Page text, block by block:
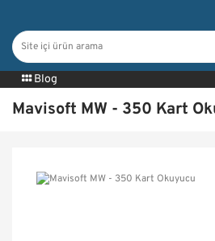
Blog
Mavisoft MW - 350 Kart